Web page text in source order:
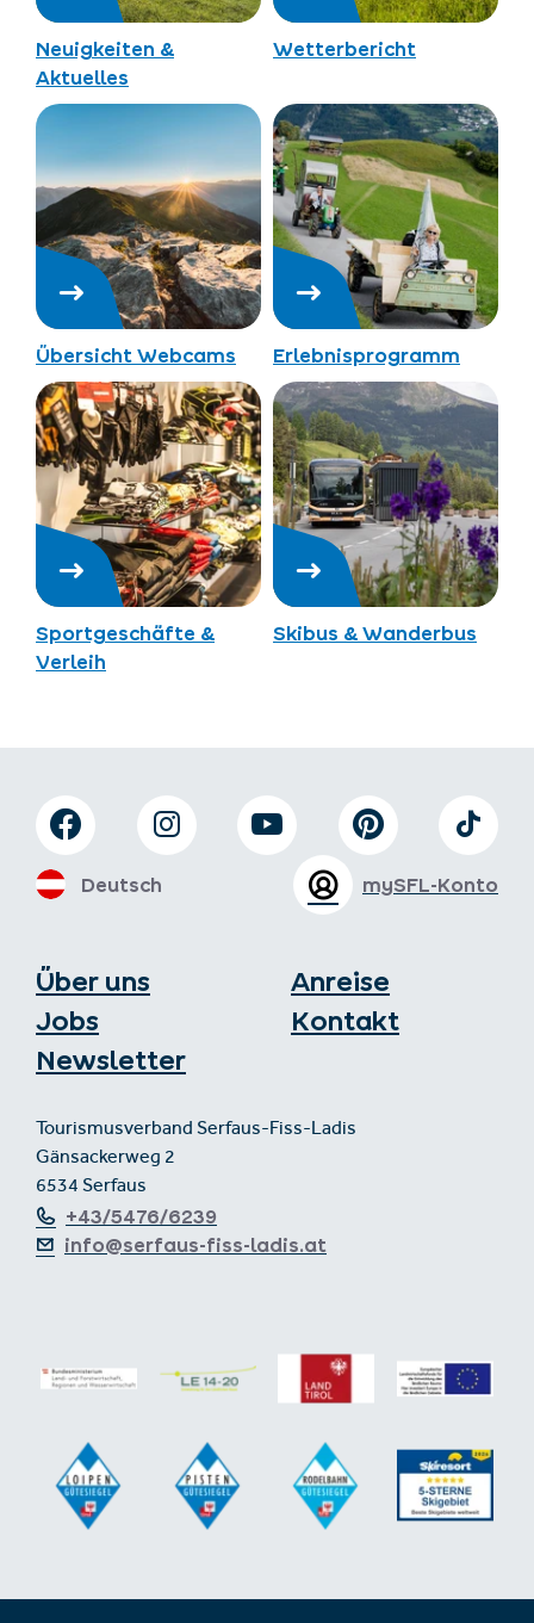
Neuigkeiten &
Aktuelles
Wetterbericht
Übersicht Webcams Erlebnisprogramm
Sportgeschäfte &
Verleih
Skibus & Wanderbus
Über uns
Jobs
Newsletter
Anreise
Kontakt
Tourismusverband Serfaus-Fiss-Ladis
Gänsackerweg 2
6534 Serfaus
+43/5476/6239
info@serfaus-fiss-ladis.at
mySFL-Konto
Deutsch